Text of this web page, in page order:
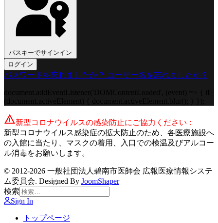
パスキーでサインイン
ログイン
パスワードを忘れましたか？ ユーザー名を忘れましたか？
warning新型コロナウイルスの感染防止にご協力ください：
新型コロナウイルス感染症の拡大防止のため、各医療施設へ
の入館に当たり、マスクの着用、入口での検温及びアルコー
ル消毒をお願いします。
© 2012-2026 一般社団法人碧南市医師会 広報医療情報システ
ム委員会. Designed By JoomShaper
検索
Sign In
トップページ